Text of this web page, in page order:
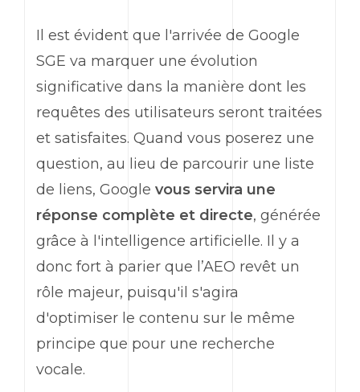
Il est évident que l'arrivée de Google
SGE va marquer une évolution
significative dans la manière dont les
requêtes des utilisateurs seront traitées
et satisfaites. Quand vous poserez une
question, au lieu de parcourir une liste
de liens, Google vous servira une
réponse complète et directe, générée
grâce à l'intelligence artificielle. Il y a
donc fort à parier que l’AEO revêt un
rôle majeur, puisqu'il s'agira
d'optimiser le contenu sur le même
principe que pour une recherche
vocale.